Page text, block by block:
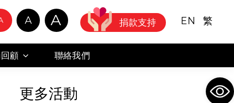
A A 捐款支持 EN 繁
顧 聯絡我們
更多活動